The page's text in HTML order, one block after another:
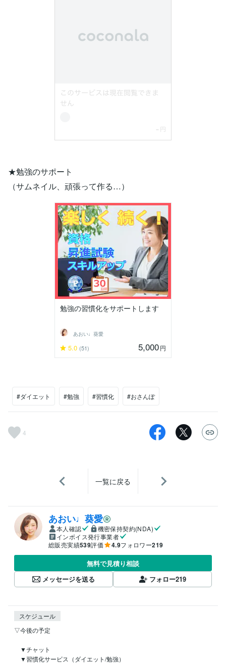
★勉強のサポート
（サムネイル、頑張って作る…）
勉強の習慣化をサポートします
あおい♩葵愛
5.0 (51) 5,000円
#ダイエット #勉強 #習慣化 #おさんぽ
4
一覧に戻る
あおい♩葵愛
本人確認
機密保持契約(NDA)
インボイス発行事業者
総販売実績539評価 4.9フォロワー219
無料で見積り相談
メッセージを送る
フォロー219
スケジュール
▽今後の予定
▼チャット
▼習慣化サービス（ダイエット/勉強）